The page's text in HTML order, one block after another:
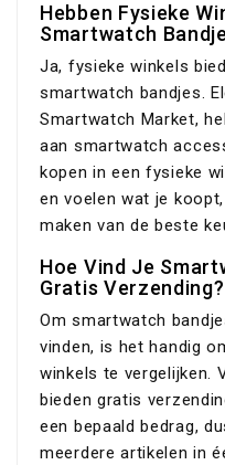
Hebben Fysieke
Smartwatch
Ja, fysieke winkels
smartwatch bandjes.
Smartwatch Market,
aan smartwatch
kopen in een fysieke
en voelen wat je
maken van de beste
Hoe Vind Je
Gratis Verzending?
Om smartwatch
vinden, is het handig
winkels te vergelijken.
bieden gratis
een bepaald bedrag,
meerdere artikelen in